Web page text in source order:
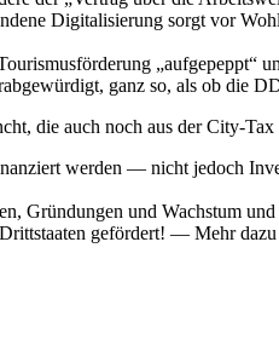
Digitalisierung sorgt vor
„aufgepeppt“
ganz so, als ob die
die auch noch aus der City-
werden — nicht jedoch
Gründungen und Wachstum
gefördert! — Mehr